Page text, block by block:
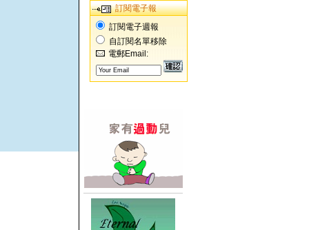
訂閱電子報
訂閱電子週報
自訂閱名單移除
電郵Email: